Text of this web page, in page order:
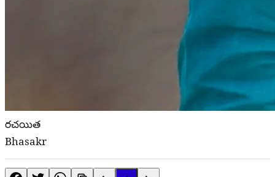
రచయిత
Bhasakr